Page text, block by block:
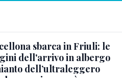
sbarca in Friuli: le
dell'arrivo in albergo
dell’ultraleggero